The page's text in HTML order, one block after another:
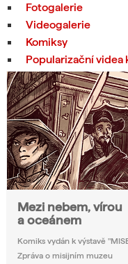
Fotogalerie
Videogalerie
Komiksy
Popularizační
Mezi nebem, vírou
a oceánem
Komiks vydán k výstavě
Zpráva o misijním muzeu